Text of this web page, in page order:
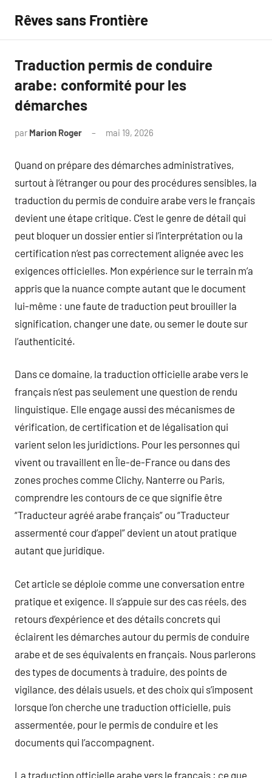
contenu
Rêves sans Frontière
Traduction permis de conduire
arabe: conformité pour les
démarches
par Marion Roger mai 19, 2026
Quand on prépare des démarches administratives,
surtout à l’étranger ou pour des procédures sensibles, la
traduction du permis de conduire arabe vers le français
devient une étape critique. C’est le genre de détail qui
peut bloquer un dossier entier si l’interprétation ou la
certification n’est pas correctement alignée avec les
exigences officielles. Mon expérience sur le terrain m’a
appris que la nuance compte autant que le document
lui-même : une faute de traduction peut brouiller la
signification, changer une date, ou semer le doute sur
l’authenticité.
Dans ce domaine, la traduction officielle arabe vers le
français n’est pas seulement une question de rendu
linguistique. Elle engage aussi des mécanismes de
vérification, de certification et de légalisation qui
varient selon les juridictions. Pour les personnes qui
vivent ou travaillent en Île-de-France ou dans des
zones proches comme Clichy, Nanterre ou Paris,
comprendre les contours de ce que signifie être
“Traducteur agréé arabe français” ou “Traducteur
assermenté cour d’appel” devient un atout pratique
autant que juridique.
Cet article se déploie comme une conversation entre
pratique et exigence. Il s’appuie sur des cas réels, des
retours d’expérience et des détails concrets qui
éclairent les démarches autour du permis de conduire
arabe et de ses équivalents en français. Nous parlerons
des types de documents à traduire, des points de
vigilance, des délais usuels, et des choix qui s’imposent
lorsque l’on cherche une traduction officielle, puis
assermentée, pour le permis de conduire et les
documents qui l’accompagnent.
La traduction officielle arabe vers le français : ce que